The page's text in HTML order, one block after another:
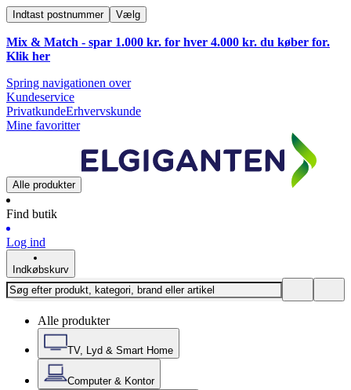
Indtast postnummer Vælg
Mix & Match - spar 1.000 kr. for hver 4.000 kr. du køber for.
Klik her
Spring navigationen over
Kundeservice
PrivatkundeErhvervskunde
Mine favoritter
Alle produkter
Find butik
Log ind
Indkøbskurv
Alle produkter
TV, Lyd & Smart Home
Computer & Kontor